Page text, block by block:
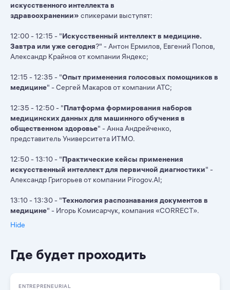
искусственного интеллекта в
здравоохранении» спикерами выступят:
12:00 - 12:15 - "Искусственный интеллект в медицине.
Завтра или уже сегодня?" - Антон Ермилов, Евгений Попов,
Александр Крайнов от компании Яндекс;
12:15 - 12:35 - "Опыт применения голосовых помощников в
медицине" - Сергей Макаров от компании АТС;
12:35 - 12:50 - "Платформа формирования наборов
медицинских данных для машинного обучения в
общественном здоровье" - Анна Андрейченко,
представитель Университета ИТМО.
12:50 - 13:10 - "Практические кейсы применения
искусственный интеллектдля первичной диагностики" -
Александр Григорьев от компании Pirogov.AI;
13:10 - 13:30 - "Технология распознавания документов в
медицине" - Игорь Комисарчук, компания «CORRECT».
Hide
Где будет проходить
ENTREPRENEURIAL